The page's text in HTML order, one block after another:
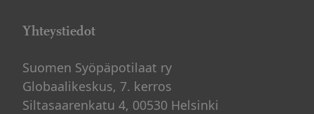
Yhteystiedot
Suomen Syöpäpotilaat ry
Globaalikeskus, 7. kerros
Siltasaarenkatu 4, 00530 Helsinki